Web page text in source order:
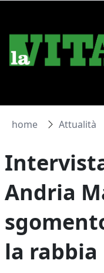
home Attualità
Andria
la rabbia